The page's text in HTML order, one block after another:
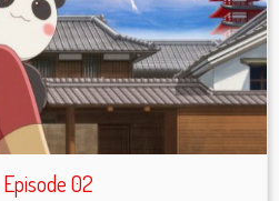
02